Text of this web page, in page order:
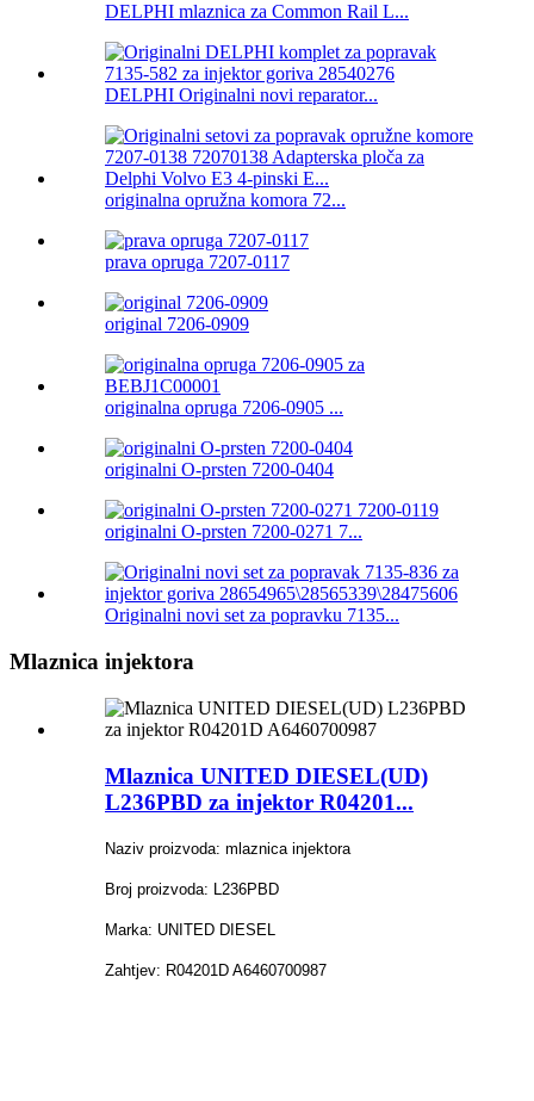
DELPHI mlaznica za Common Rail L...
DELPHI Originalni novi reparator...
originalna opružna komora 72...
prava opruga 7207-0117
original 7206-0909
originalna opruga 7206-0905 ...
originalni O-prsten 7200-0404
originalni O-prsten 7200-0271 7...
Originalni novi set za popravku 7135...
Mlaznica injektora
Mlaznica UNITED DIESEL(UD)
L236PBD za injektor R04201...
Naziv proizvoda: mlaznica injektora
Broj proizvoda: L236PBD
Marka: UNITED DIESEL
Zahtjev: R04201D A6460700987